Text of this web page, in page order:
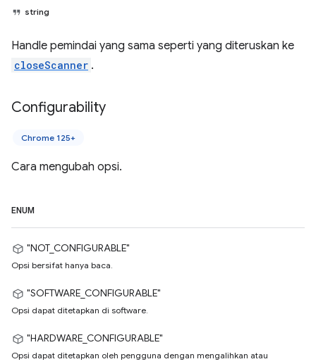
string
Handle pemindai yang sama seperti yang diteruskan ke
closeScanner .
Configurability
Chrome 125+
Cara mengubah opsi.
ENUM
"NOT_CONFIGURABLE"
Opsi bersifat hanya baca.
"SOFTWARE_CONFIGURABLE"
Opsi dapat ditetapkan di software.
"HARDWARE_CONFIGURABLE"
Opsi dapat ditetapkan oleh pengguna dengan mengalihkan atau